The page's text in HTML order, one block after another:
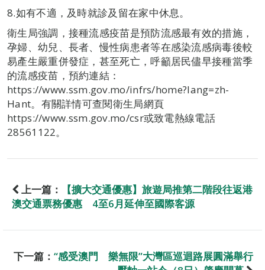
8.​如有不適，及時就診及留在家中休息。
衛生局強調，接種流感疫苗是預防流感最有效的措施，
孕婦、幼兒、長者、慢性病患者等在感染流感病毒後較
易產生嚴重併發症，甚至死亡，呼籲居民儘早接種當季
的流感疫苗，預約連結：
https://www.ssm.gov.mo/infrs/home?lang=zh-
Hant。有關詳情可查閱衛生局網頁
https://www.ssm.gov.mo/csr或致電熱線電話
28561122。
上一篇：
【擴大交通優惠】旅遊局推第二階段往返港
澳交通票務優惠 4至6月延伸至國際客源
下一篇： “感受澳門 樂無限”大灣區巡迴路展圓滿舉行